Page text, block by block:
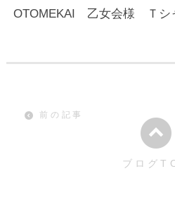
OTOMEKAI 乙女会様 Ｔシ
前の記事
ブログ